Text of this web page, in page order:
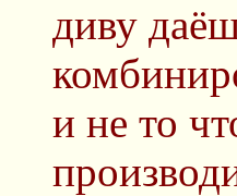
диву
и не то